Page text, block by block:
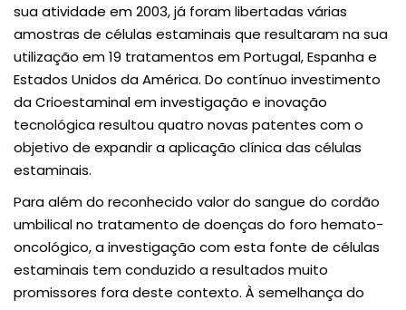
sua atividade em 2003, já foram libertadas várias
amostras de células estaminais que resultaram na sua
utilização em 19 tratamentos em Portugal, Espanha e
Estados Unidos da América. Do contínuo investimento
da Crioestaminal em investigação e inovação
tecnológica resultou quatro novas patentes com o
objetivo de expandir a aplicação clínica das células
estaminais.
Para além do reconhecido valor do sangue do cordão
umbilical no tratamento de doenças do foro hemato-
oncológico, a investigação com esta fonte de células
estaminais tem conduzido a resultados muito
promissores fora deste contexto. À semelhança do